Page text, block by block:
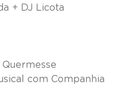
+ DJ Licota
Quermesse
com Companhia